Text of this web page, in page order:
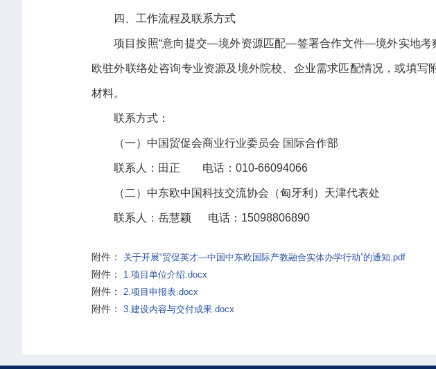
四、工作流程及联系方式
项目按照“意向提交—境外资源匹配—签署合作文件—境外实地
欧驻外联络处咨询专业资源及境外院校、企业需求匹配情况，或填
材料。
联系方式：
（一）中国贸促会商业行业委员会 国际合作部
联系人：田正 电话：010-66094066
（二）中东欧中国科技交流协会（匈牙利）天津代表处
联系人：岳慧颖 电话：15098806890
附件： 关于开展“贸促英才—中国中东欧国际产教融合实体办学行动”的通知.pdf
附件： 1.项目单位介绍.docx
附件： 2.项目申报表.docx
附件： 3.建设内容与交付成果.docx